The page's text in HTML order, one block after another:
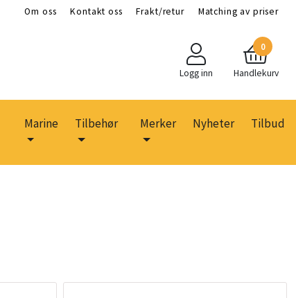
Om oss Kontakt oss Frakt/retur Matching av priser
Logg inn
0
Handlekurv
Marine Tilbehør Merker Nyheter Tilbud